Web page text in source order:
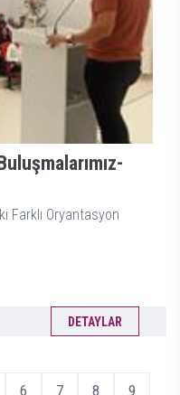
Farklı Oryantasyon
DETAYLAR
6 7 8 9